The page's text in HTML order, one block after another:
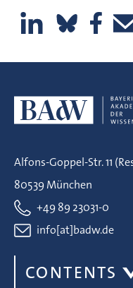
Alfons-Goppel-Str. 11
80539 München
+49 89 23031-0
info[at]badw.de
CONTENTS